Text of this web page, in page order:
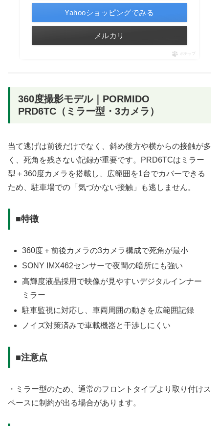
Yahooショッピングでみる
メルカリ
ポチップ
360度撮影モデル｜PORMIDO
PRD6TC（ミラー型・3カメラ）
当て逃げは前後だけでなく、斜め後方や横からの接触が多
く、死角を残さない記録が重要です。PRD6TCはミラー
型＋360度カメラを搭載し、広範囲を1台でカバーできる
ため、駐車場での「気づかない接触」も逃しません。
■特徴
360度＋前後カメラの3カメラ構成で死角が最小
SONY IMX462センサーで夜間の暗所にも強い
高輝度液晶採用で映像が見やすいデジタルインナー
ミラー
駐車監視に対応し、車両周囲の動きを広範囲記録
ノイズ対策済みで車載機器と干渉しにくい
■注意点
・ミラー型のため、通常のフロントタイプより取り付けス
ペースに制約が出る場合があります。